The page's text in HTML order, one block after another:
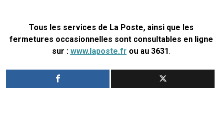
Tous les services de La Poste, ainsi que les
fermetures occasionnelles sont consultables en ligne
sur : www.laposte.fr ou au 3631.